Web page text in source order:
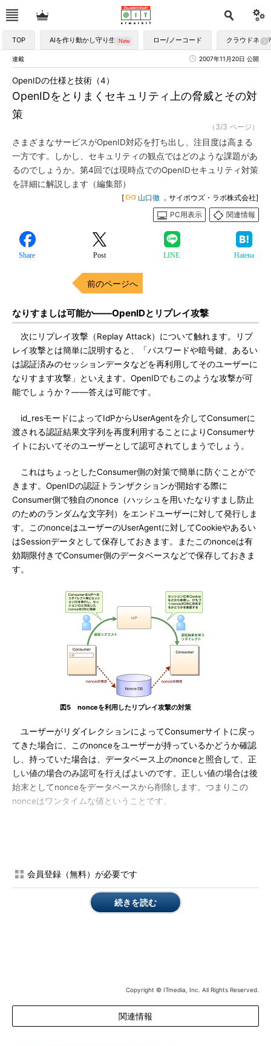
TOP AIを作り動かし守り生かす ロー/ノーコード クラウドネイ
連載 2007年11月20日 公開
OpenIDをとりまくセキュリティ上の脅威とその対
策
OpenIDの仕様と技術（4）
（3/3 ページ）
さまざまなサービスがOpenID対応を打ち出し、注目度は高まる
一方です。しかし、セキュリティの観点ではどのような課題があ
るのでしょうか。第4回では現時点でのOpenIDセキュリティ対策
を詳細に解説します（編集部）
[ 山口徹 ，サイボウズ・ラボ株式会社]
PC用表示
関連情報
Share Post LINE Hatena
前のページへ
なりすましは可能か——OpenIDとリプレイ攻撃
次にリプレイ攻撃（Replay Attack）について触れます。リプ
レイ攻撃とは簡単に説明すると、「パスワードや暗号鍵、あるい
は認証済みのセッションデータなどを再利用してそのユーザーに
なりすます攻撃」といえます。OpenIDでもこのような攻撃が可
能でしょうか？——答えは可能です。
id_resモードによってIdPからUserAgentを介してConsumerに
渡される認証結果文字列を再度利用することによりConsumerサ
イトにおいてそのユーザーとして認可されてしまうでしょう。
これはちょっとしたConsumer側の対策で簡単に防ぐことがで
きます。OpenIDの認証トランザクションが開始する際に
Consumer側で独自のnonce（ハッシュを用いたなりすまし防止
のためのランダムな文字列）をエンドユーザーに対して発行しま
す。このnonceはユーザーのUserAgentに対してCookieやあるい
はSessionデータとして保存しておきます。またこのnonceは有
効期限付きでConsumer側のデータベースなどで保存しておきま
す。
図5 nonceを利用したリプレイ攻撃の対策
ユーザーがリダイレクションによってConsumerサイトに戻っ
てきた場合に、このnonceをユーザーが持っているかどうか確認
し、持っていた場合は、データベース上のnonceと照合して、正
しい値の場合のみ認可を行えばよいのです。正しい値の場合は後
始末としてnonceをデータベースから削除します。つまりこの
nonceはワンタイムな値ということです。
の評価をどのように行うべきかという話です。
評価指標として諸説がありますが、次のような点が目安になる
アカウントのリカバリ機能の充実
プライバシーポリシーの内容
スパム、セキュリティ対策
会員登録（無料）が必要です
続きを読む
Copyright © ITmedia, Inc. All Rights Reserved.
関連情報